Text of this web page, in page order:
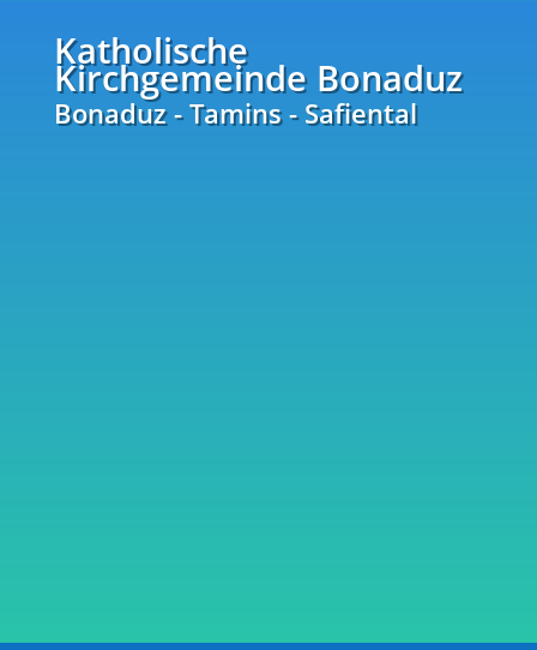
Katholische
Kirchgemeinde Bonaduz
Bonaduz - Tamins - Safiental